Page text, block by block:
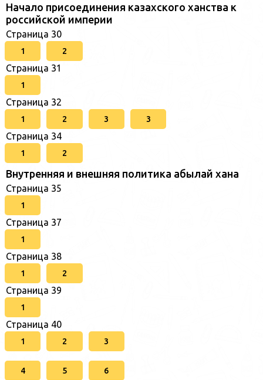
Начало присоединения казахского ханства к
российской империи
Страница 30
1 2
Страница 31
1
Страница 32
1 2 3 3
Страница 34
1 2
Внутренняя и внешняя политика абылай хана
Страница 35
1
Страница 37
1
Страница 38
1 2
Страница 39
1
Страница 40
1 2 3
4 5 6